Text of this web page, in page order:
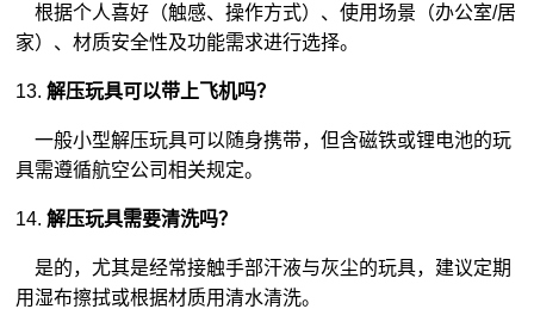
根据个人喜好（触感、操作方式）、使用场景（办公室/居
家）、材质安全性及功能需求进行选择。
13.解压玩具可以带上飞机吗？
一般小型解压玩具可以随身携带，但含磁铁或锂电池的玩
具需遵循航空公司相关规定。
14.解压玩具需要清洗吗？
是的，尤其是经常接触手部汗液与灰尘的玩具，建议定期
用湿布擦拭或根据材质用清水清洗。